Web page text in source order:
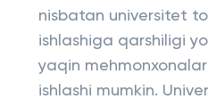
nisbatan universitet
ishlashiga qarshiligi
yaqin
ishlashi mumkin.